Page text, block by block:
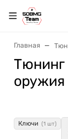
Главная
Тюнинг
оружия
Ключи (1 шт)